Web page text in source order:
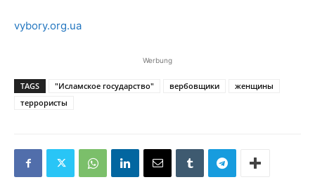
vybory.org.ua
Werbung
TAGS "Исламское государство" вербовщики
женщины
террористы